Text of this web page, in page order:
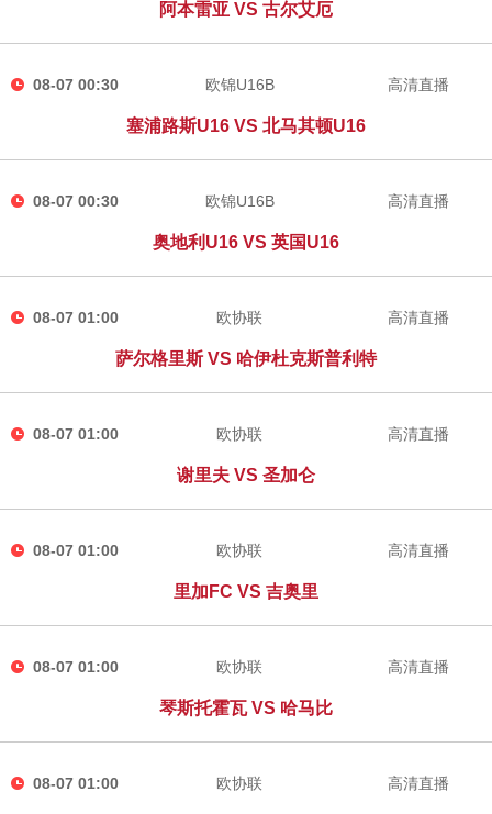
阿本雷亚 VS 古尔艾厄
08-07 00:30 欧锦U16B
塞浦路斯U16 VS 北马其顿U16
高清直播
08-07 00:30 欧锦U16B
奥地利U16 VS 英国U16
高清直播
08-07 01:00 欧协联
萨尔格里斯 VS 哈伊杜克斯普利特
高清直播
08-07 01:00 欧协联
谢里夫 VS 圣加仑
高清直播
08-07 01:00 欧协联
里加FC VS 吉奥里
高清直播
08-07 01:00 欧协联
琴斯托霍瓦 VS 哈马比
高清直播
08-07 01:00 欧协联 高清直播